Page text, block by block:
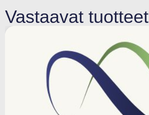
Vastaavat tuotteet